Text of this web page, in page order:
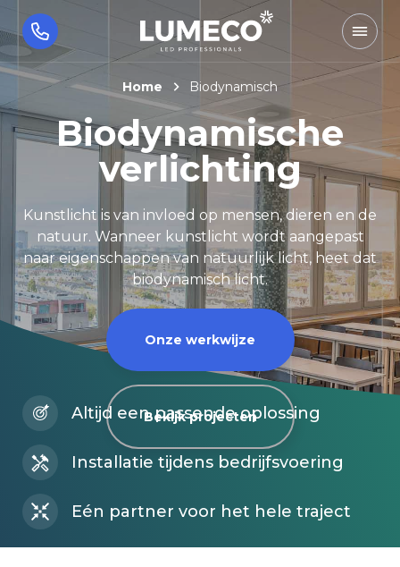
Home Biodynamisch
Biodynamische
verlichting
Kunstlicht is van invloed op mensen, dieren en de
natuur. Wanneer kunstlicht wordt aangepast
naar eigenschappen van natuurlijk licht, heet dat
biodynamisch licht.
Onze werkwijze
Bekijk projecten
Altijd een passende oplossing
Installatie tijdens bedrijfsvoering
Eén partner voor het hele traject